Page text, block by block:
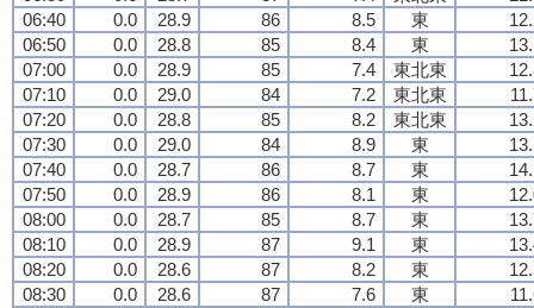
06:40
0.0 28.9 86 8.5 東
06:50
0.0 28.8 85 8.4 東
07:00
0.0 28.9 85 7.4 東北東
07:10
0.0 29.0 84 7.2 東北東
07:20
0.0 28.8 85 8.2 東北東
07:30
0.0 29.0 84 8.9 東
07:40
0.0 28.7 86 8.7 東
07:50
0.0 28.9 86 8.1 東
08:00
0.0 28.7 85 8.7 東
08:10
0.0 28.9 87 9.1 東
08:20
0.0 28.6 87 8.2 東
08:30
0.0 28.6 87 7.6 東